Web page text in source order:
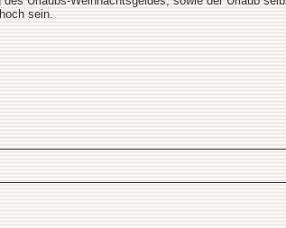
sein.